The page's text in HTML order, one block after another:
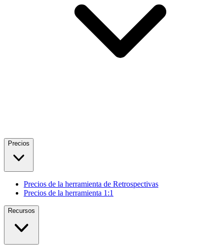
Precios
Precios de la herramienta de Retrospectivas
Precios de la herramienta 1:1
Recursos